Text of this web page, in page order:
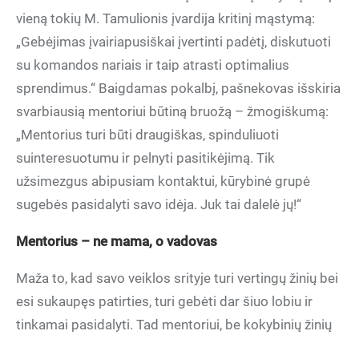
vieną tokių M. Tamulionis įvardija kritinį mąstymą:
„Gebėjimas įvairiapusiškai įvertinti padėtį, diskutuoti
su komandos nariais ir taip atrasti optimalius
sprendimus.“ Baigdamas pokalbį, pašnekovas išskiria
svarbiausią mentoriui būtiną bruožą – žmogiškumą:
„Mentorius turi būti draugiškas, spinduliuoti
suinteresuotumu ir pelnyti pasitikėjimą. Tik
užsimezgus abipusiam kontaktui, kūrybinė grupė
sugebės pasidalyti savo idėja. Juk tai dalelė jų!“
Mentorius – ne mama, o vadovas
Maža to, kad savo veiklos srityje turi vertingų žinių bei
esi sukaupęs patirties, turi gebėti dar šiuo lobiu ir
tinkamai pasidalyti. Tad mentoriui, be kokybinių žinių